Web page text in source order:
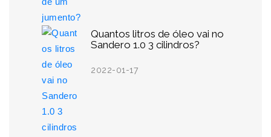
Quantos litros de óleo vai no
Sandero 1.0 3 cilindros?
2022-01-17